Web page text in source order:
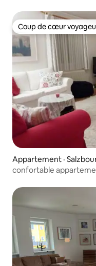
Coup de cœur
Coup de cœur
Appartement ·
confortable